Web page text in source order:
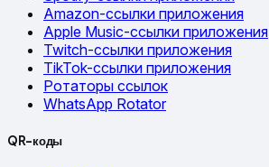
Amazon-ссылки приложения
Apple Music-ссылки приложения
Twitch-ссылки приложения
TikTok-ссылки приложения
Ротаторы ссылок
WhatsApp Rotator
QR-коды